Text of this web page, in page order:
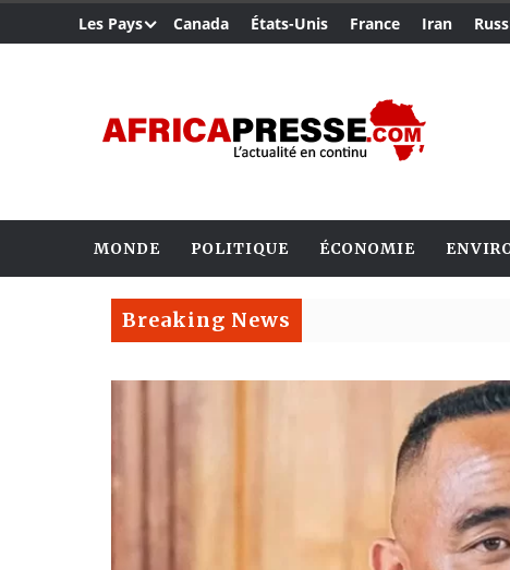
Les Pays Canada États-Unis France Iran
MONDE POLITIQUE ÉCONOMIE
Breaking News